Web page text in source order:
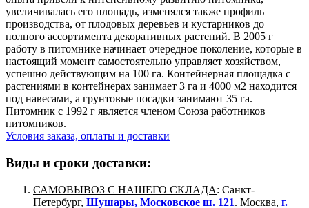
увеличивалась его площадь, изменялся также профиль
производства, от плодовых деревьев и кустарников до
полного ассортимента декоративных растений. В 2005 г
работу в питомнике начинает очередное поколение, которые в
настоящий момент самостоятельно управляет хозяйством,
успешно действующим на 100 га. Контейнерная площадка с
растениями в контейнерах занимает 3 га и 4000 м2 находится
под навесами, а грунтовые посадки занимают 35 га.
Питомник с 1992 г является членом Союза работников
питомников.
Условия заказа, оплаты и доставки
Виды и сроки доставки:
САМОВЫВОЗ С НАШЕГО СКЛАДА: Санкт-
Петербург, Шушары, Московское ш. 121. Москва, г.